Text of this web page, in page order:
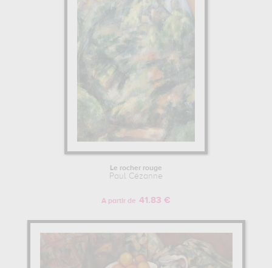
Le rocher rouge
Paul Cézanne
A partir de 41.83 €